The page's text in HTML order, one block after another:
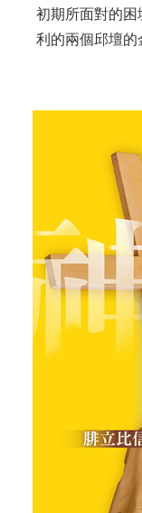
初期所面對的
利的兩個邱壇